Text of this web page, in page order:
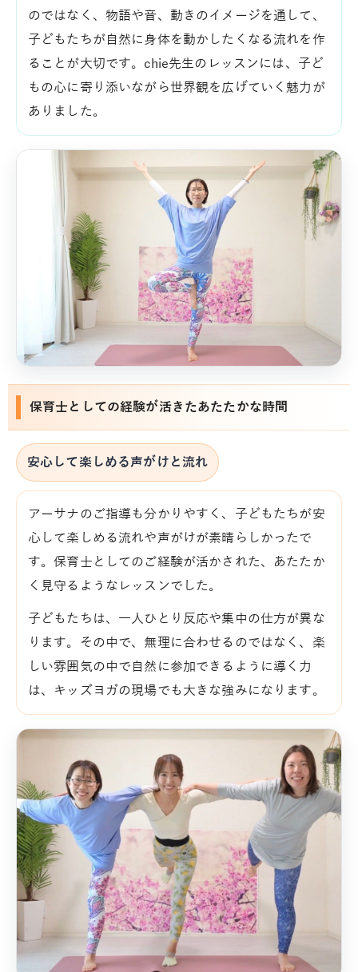
のではなく、物語や音、動きのイメージを通して、
子どもたちが自然に身体を動かしたくなる流れを作
ることが大切です。chie先生のレッスンには、子ど
もの心に寄り添いながら世界観を広げていく魅力が
ありました。
保育士としての経験が活きたあたたかな時間
安心して楽しめる声がけと流れ
アーサナのご指導も分かりやすく、子どもたちが安
心して楽しめる流れや声がけが素晴らしかったで
す。保育士としてのご経験が活かされた、あたたか
く見守るようなレッスンでした。
子どもたちは、一人ひとり反応や集中の仕方が異な
ります。その中で、無理に合わせるのではなく、楽
しい雰囲気の中で自然に参加できるように導く力
は、キッズヨガの現場でも大きな強みになります。